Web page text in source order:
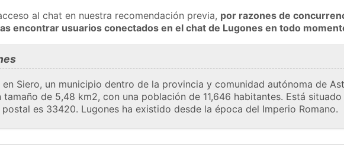
al chat en nuestra recomendación previa, por razones de
encontrar usuarios conectados en el chat de Lugones en todo
Siero, un municipio dentro de la provincia y comunidad autónoma de
tamaño de 5,48 km2, con una población de 11,646 habitantes. Está
es 33420. Lugones ha existido desde la época del Imperio Romano.